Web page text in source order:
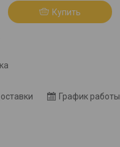
Купить
График работы